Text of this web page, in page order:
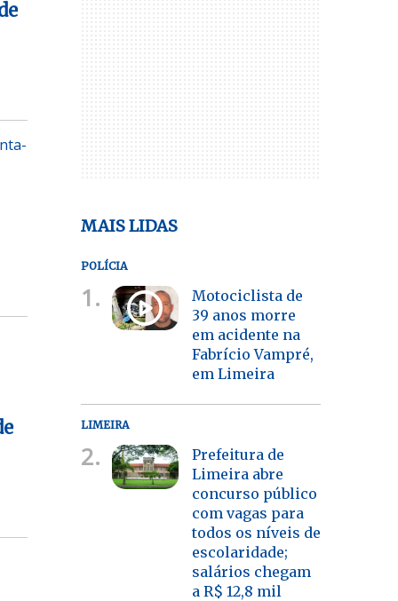
MAIS LIDAS
POLÍCIA
1.
Motociclista de
39 anos morre
em acidente na
Fabrício Vampré,
em Limeira
LIMEIRA
2.
Prefeitura de
Limeira abre
concurso público
com vagas para
todos os níveis de
escolaridade;
salários chegam
a R$ 12,8 mil